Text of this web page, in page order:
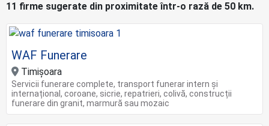
11 firme sugerate din proximitate într-o rază de 50 km.
WAF Funerare
Timișoara
Servicii funerare complete, transport funerar intern și
internațional, coroane, sicrie, repatrieri, colivă, construcții
funerare din granit, marmură sau mozaic